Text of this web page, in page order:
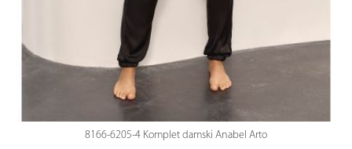
8166-6205-4 Komplet damski Anabel Arto